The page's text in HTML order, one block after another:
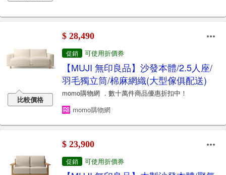
比較價格
$ 28,490
促銷 可使用折價券
【MUJI 無印良品】沙發本體/2.5人座/
羽毛獨立筒/棉麻網織(大型傢俱配送)
momo購物網 ．數十萬件商品優惠折扣中！
momo購物網
$ 23,900
促銷 可使用折價券